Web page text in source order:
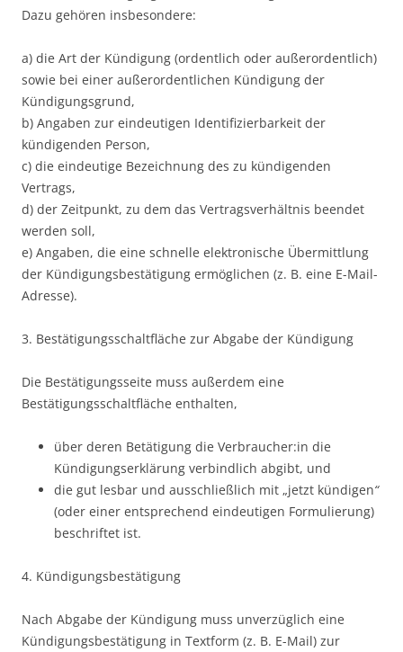
Dazu gehören insbesondere:
a) die Art der Kündigung (ordentlich oder außerordentlich)
sowie bei einer außerordentlichen Kündigung der
Kündigungsgrund,
b) Angaben zur eindeutigen Identifizierbarkeit der
kündigenden Person,
c) die eindeutige Bezeichnung des zu kündigenden
Vertrags,
d) der Zeitpunkt, zu dem das Vertragsverhältnis beendet
werden soll,
e) Angaben, die eine schnelle elektronische Übermittlung
der Kündigungsbestätigung ermöglichen (z. B. eine E-Mail-
Adresse).
3. Bestätigungsschaltfläche zur Abgabe der Kündigung
Die Bestätigungsseite muss außerdem eine
Bestätigungsschaltfläche enthalten,
über deren Betätigung die Verbraucher:in die
Kündigungserklärung verbindlich abgibt, und
die gut lesbar und ausschließlich mit „jetzt kündigen“
(oder einer entsprechend eindeutigen Formulierung)
beschriftet ist.
4. Kündigungsbestätigung
Nach Abgabe der Kündigung muss unverzüglich eine
Kündigungsbestätigung in Textform (z. B. E-Mail) zur